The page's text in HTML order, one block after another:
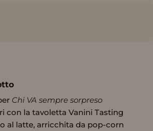
Chi VA sempre sorpreso
con la tavoletta Vanini Tasting
al latte, arricchita da pop-corn